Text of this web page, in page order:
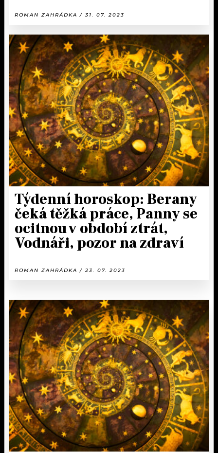
ROMAN ZAHRÁDKA / 31. 07. 2023
Týdenní horoskop: Berany
čeká těžká práce, Panny se
ocitnou v období ztrát,
Vodnáři, pozor na zdraví
ROMAN ZAHRÁDKA / 23. 07. 2023